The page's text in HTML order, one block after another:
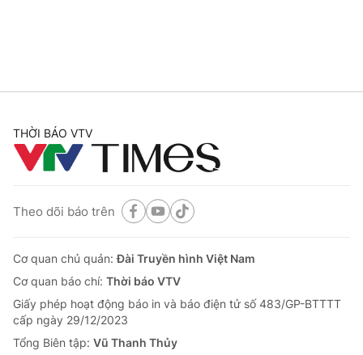
Góc doanh nghiệp
Truyền hình
Phim VTV
Hậu trường
Giải sao mai
Giải trí
Điện ảnh
Âm nhạc
Du lịch
Làm đẹp
Chất lượng cuộc sống
Tuyển sinh
Học trực tuyến
Công nghệ
Hitech Công nghệ tương lai
Sản phẩm
Giao lưu trực tuyến
THỜI BÁO VTV
Theo dõi báo trên
Cơ quan chủ quản:Đài Truyền hình Việt Nam
Cơ quan báo chí: Thời báo VTV
Giấy phép hoạt động báo in và báo điện tử số 483/GP-BTTTT
cấp ngày 29/12/2023
Tổng Biên tập: Vũ Thanh Thủy